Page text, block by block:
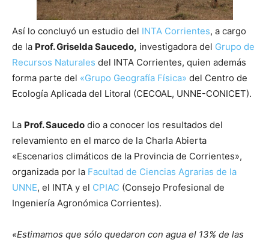
Así lo concluyó un estudio del INTA Corrientes, a cargo
de la Prof. Griselda Saucedo, investigadora del Grupo de
Recursos Naturales del INTA Corrientes, quien además
forma parte del «Grupo Geografía Física» del Centro de
Ecología Aplicada del Litoral (CECOAL, UNNE-CONICET).
La Prof. Saucedo dio a conocer los resultados del
relevamiento en el marco de la Charla Abierta
«Escenarios climáticos de la Provincia de Corrientes»,
organizada por la Facultad de Ciencias Agrarias de la
UNNE, el INTA y el CPIAC (Consejo Profesional de
Ingeniería Agronómica Corrientes).
«Estimamos que sólo quedaron con agua el 13% de las